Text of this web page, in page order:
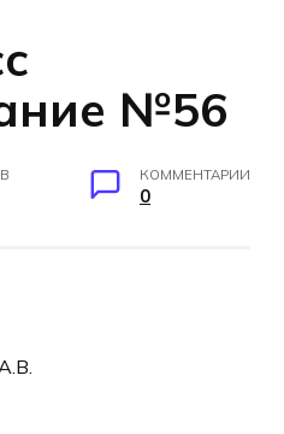
№56
КОММЕНТАРИИ
0